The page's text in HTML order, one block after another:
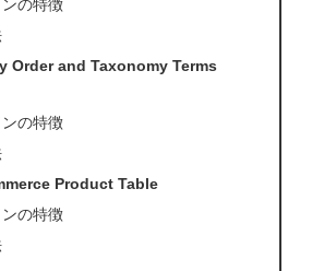
の特徴
Order and Taxonomy Terms
の特徴
Product Table
の特徴